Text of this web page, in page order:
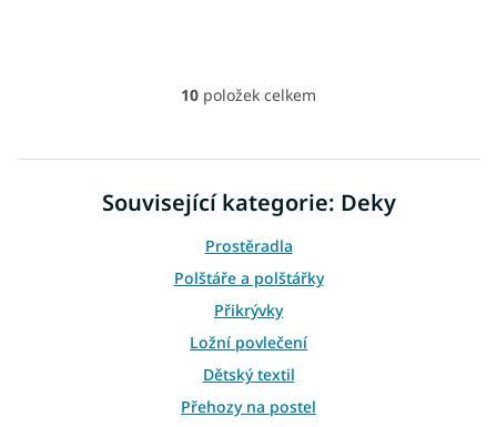
O
á
a
í
p
r
v
k
y
v
ý
p
10 položek celkem
Související kategorie: Deky
Prostěradla
Polštáře a polštářky
Přikrývky
Ložní povlečení
Dětský textil
Přehozy na postel